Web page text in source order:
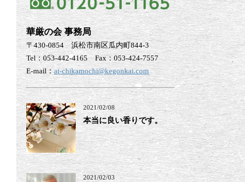
華厳の会 事務局
〒430-0854 浜松市南区瓜内町844-3
Tel：053-442-4165 Fax：053-424-7557
E-mail：at-chikamochi@kegonkai.com
2021/02/08
本当に良い香りです。
2021/02/03